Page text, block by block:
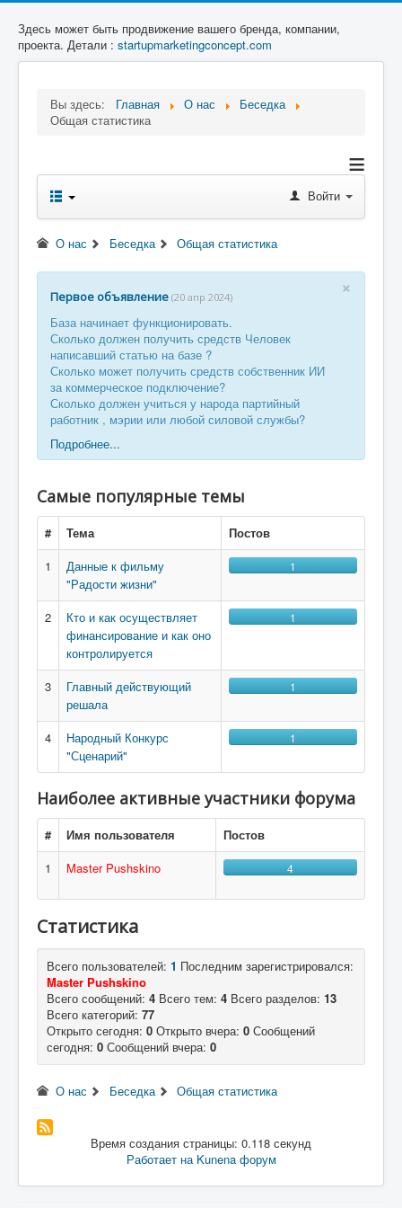
Здесь может быть продвижение вашего бренда, компании,
проекта. Детали : startupmarketingconcept.com
Вы здесь: Главная О нас
Беседка
Общая статистика
≡
Войти
О нас Беседка Общая статистика
×
Первое объявление (20 апр 2024)
База начинает функционировать.
Сколько должен получить средств Человек
написавший статью на базе ?
Сколько может получить средств собственник ИИ
за коммерческое подключение?
Сколько должен учиться у народа партийный
работник , мэрии или любой силовой службы?
Подробнее...
Самые популярные темы
# Тема
Постов
1
Данные к фильму
"Радости жизни"
1
2
Кто и как осуществляет
финансирование и как оно
контролируется
1
3
Главный действующий
решала
1
4
Народный Конкурс
"Сценарий"
1
Наиболее активные участники форума
# Имя пользователя
Постов
1
Master Pushskino 4
Статистика
Всего пользователей: 1 Последним зарегистрировался:
Master Pushskino
Всего сообщений: 4 Всего тем: 4 Всего разделов: 13
Всего категорий: 77
Открыто сегодня: 0 Открыто вчера: 0 Сообщений
сегодня: 0 Сообщений вчера: 0
О нас Беседка Общая статистика
Время создания страницы: 0.118 секунд
Работает на Kunena форум